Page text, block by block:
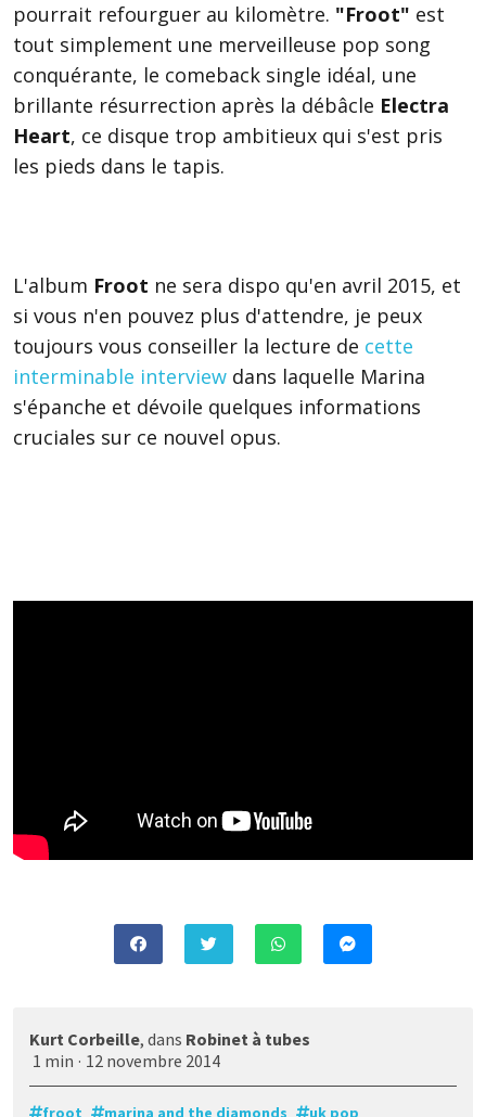
pourrait refourguer au kilomètre. "Froot" est
tout simplement une merveilleuse pop song
conquérante, le comeback single idéal, une
brillante résurrection après la débâcle Electra
Heart, ce disque trop ambitieux qui s'est pris
les pieds dans le tapis.
L'album Froot ne sera dispo qu'en avril 2015, et
si vous n'en pouvez plus d'attendre, je peux
toujours vous conseiller la lecture de cette
interminable interview dans laquelle Marina
s'épanche et dévoile quelques informations
cruciales sur ce nouvel opus.
Kurt Corbeille, dans Robinet à tubes
1 min · 12 novembre 2014
froot marina and the diamonds uk pop